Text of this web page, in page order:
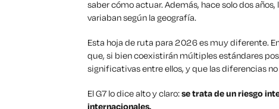
saber cómo actuar. Además, hace solo dos
variaban según la geografía.
Esta hoja de ruta para 2026 es muy diferente.
que, si bien coexistirán múltiples estándares
significativas entre ellos, y que las diferencias
El G7 lo dice alto y claro:se trata de un riesgo
internacionales.